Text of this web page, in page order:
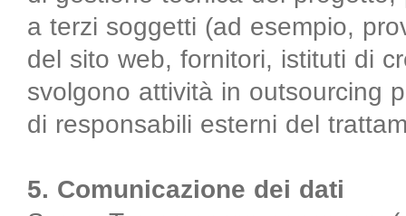
a terzi soggetti (ad esempio,
del sito web, fornitori, istituti di
svolgono attività in outsourcing
di responsabili esterni del
5. Comunicazione dei dati